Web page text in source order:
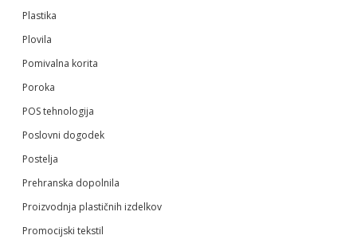
Plastika
Plovila
Pomivalna korita
Poroka
POS tehnologija
Poslovni dogodek
Postelja
Prehranska dopolnila
Proizvodnja plastičnih izdelkov
Promocijski tekstil